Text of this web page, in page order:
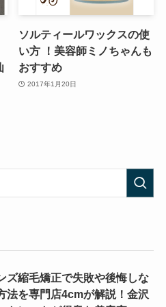
ソルティールワックスの使
い方 ！美容師ミノちゃんも
おすすめ
2017年1月20日
ズ縮毛矯正で失敗や後悔しな
法を専門店4cmが解説！金沢